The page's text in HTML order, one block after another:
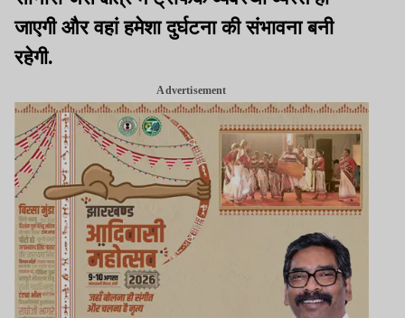
जाएगी और वहां हमेशा दुर्घटना की संभावना बनी
रहेगी.
Advertisement